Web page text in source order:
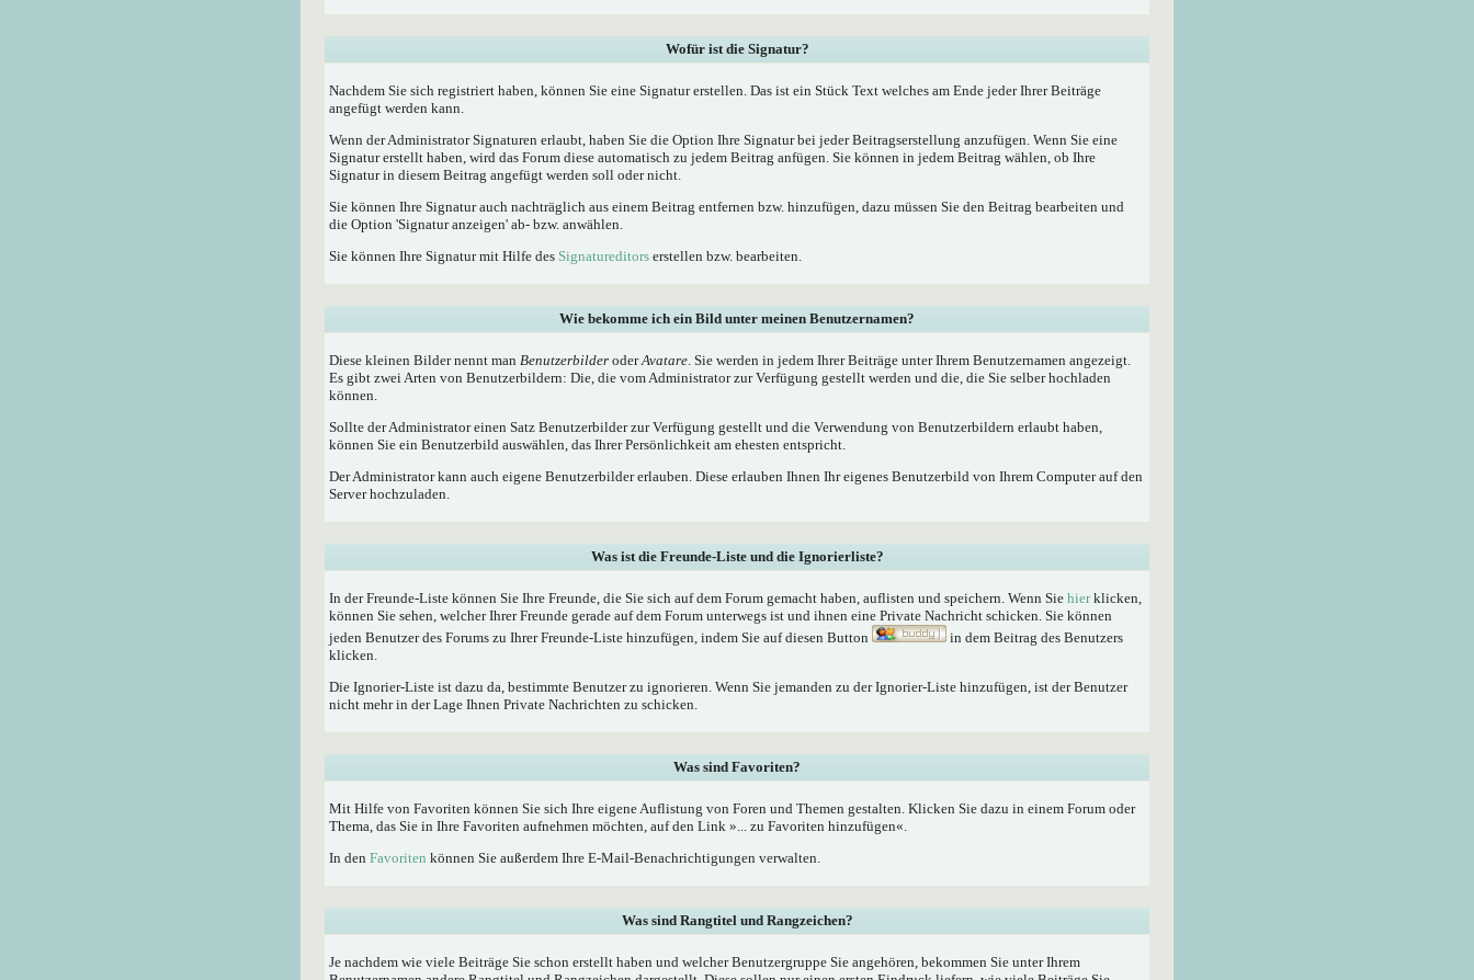
Wofür ist die Signatur?
Nachdem Sie sich registriert haben, können Sie eine Signatur erstellen. Das ist ein Stück Text welches am Ende jeder Ihrer Beiträge
angefügt werden kann.
Wenn der Administrator Signaturen erlaubt, haben Sie die Option Ihre Signatur bei jeder Beitragserstellung anzufügen. Wenn Sie eine
Signatur erstellt haben, wird das Forum diese automatisch zu jedem Beitrag anfügen. Sie können in jedem Beitrag wählen, ob Ihre
Signatur in diesem Beitrag angefügt werden soll oder nicht.
Sie können Ihre Signatur auch nachträglich aus einem Beitrag entfernen bzw. hinzufügen, dazu müssen Sie den Beitrag bearbeiten und
die Option 'Signatur anzeigen' ab- bzw. anwählen.
Sie können Ihre Signatur mit Hilfe des Signatureditors erstellen bzw. bearbeiten.
Wie bekomme ich ein Bild unter meinen Benutzernamen?
Diese kleinen Bilder nennt man Benutzerbilder oderAvatare. Sie werden in jedem Ihrer Beiträge unter Ihrem Benutzernamen angezeigt.
Es gibt zwei Arten von Benutzerbildern: Die, die vom Administrator zur Verfügung gestellt werden und die, die Sie selber hochladen
können.
Sollte der Administrator einen Satz Benutzerbilder zur Verfügung gestellt und die Verwendung von Benutzerbildern erlaubt haben,
können Sie ein Benutzerbild auswählen, das Ihrer Persönlichkeit am ehesten entspricht.
Der Administrator kann auch eigene Benutzerbilder erlauben. Diese erlauben Ihnen Ihr eigenes Benutzerbild von Ihrem Computer auf den
Server hochzuladen.
Was ist die Freunde-Liste und die Ignorierliste?
In der Freunde-Liste können Sie Ihre Freunde, die Sie sich auf dem Forum gemacht haben, auflisten und speichern. Wenn Sie hierklicken,
können Sie sehen, welcher Ihrer Freunde gerade auf dem Forum unterwegs ist und ihnen eine Private Nachricht schicken. Sie können
jeden Benutzer des Forums zu Ihrer Freunde-Liste hinzufügen, indem Sie auf diesen Button
in dem Beitrag des Benutzers
klicken.
Die Ignorier-Liste ist dazu da, bestimmte Benutzer zu ignorieren. Wenn Sie jemanden zu der Ignorier-Liste hinzufügen, ist der Benutzer
nicht mehr in der Lage Ihnen Private Nachrichten zu schicken.
Was sind Favoriten?
Mit Hilfe von Favoriten können Sie sich Ihre eigene Auflistung von Foren und Themen gestalten. Klicken Sie dazu in einem Forum oder
Thema, das Sie in Ihre Favoriten aufnehmen möchten, auf den Link »... zu Favoriten hinzufügen«.
In den Favoriten können Sie außerdem Ihre E-Mail-Benachrichtigungen verwalten.
Was sind Rangtitel und Rangzeichen?
Je nachdem wie viele Beiträge Sie schon erstellt haben und welcher Benutzergruppe Sie angehören, bekommen Sie unter Ihrem